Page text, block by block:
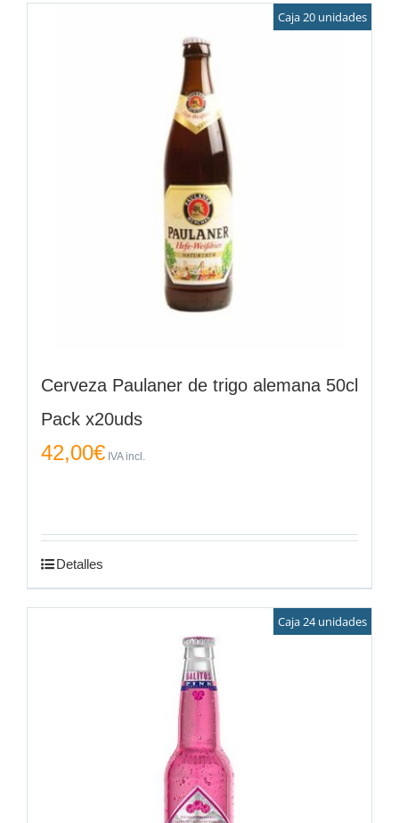
Caja 20 unidades
Cerveza Paulaner de trigo alemana 50cl
Pack x20uds
42,00€ IVA incl.
Detalles
Caja 24 unidades